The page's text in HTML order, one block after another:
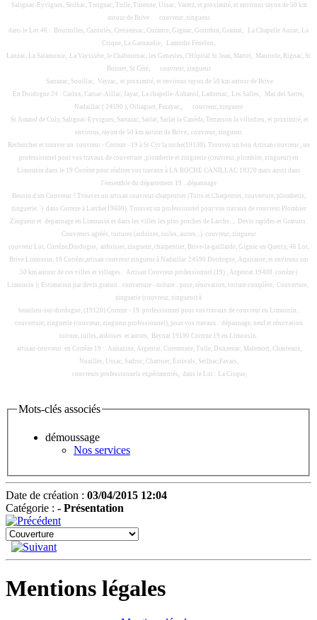
Salignac-Eyvigues, Seilhac, Treignac, Tulle, Turenne, Ussac, Varetz, et proximité, et environs rayon de 50 km
autour de Brive
couvreur, zingueur
dans le Lot 46 : Bourzolles, Cazoulès, Cressensac, Cuzance, Gignac, Gourdon, Gramat, La Chapelle Auzac, La
Cisque, La Garnaudie, Lamothe Fènelon,
Lanzac, La Salamonie, La Vayssière, le Chabournac, les Genestes, l'Hôpital St Jean, Martel, Mauriole, Rignac, St
Bonnet, St Céré,
couvreur, zingueur
Sarrazac, Souillac, Vayrac, et proximité, et environs rayon de 50 km autour de Brive
En Dordogne 24 : Carlux, Carsac-Aillac, Jayac, La chapelle-Aubareil, Ladornac, Les Salles, Mas del Sartre,
Nadaillac ( 24590 ), Orliaguet, Pazayac,,
couvreur, zingueur
St Amand de Coly, Salignac-Eyvigues, Sarrazac, Sarlat, Sarlat la Canéda, Terrasson la villedieu, et proximité, et
environs, rayon de 50 km autour de Brive,. couvreur, zingueur
Rechercher et trouver un couvreur › Correze - 19 à St Cyr la roche(19130). Trouvez un bon Artisan couvreur , un
professionnel pour vos travaux de couverture ;plomberie et zinguerie (couvreur, plombier, zingueur) en
Limousin.dans le 19 Corrèze pour réaliser vos travaux à LA ROCHE CANILLAC 19320 mais aussi dans
l'ensemble du département 19 ...dépannage
Besoin d'un Couvreur ? Trouvez un artisan couvreur-charpentier (Toits et Charpentes, couverture, plomberie,
zinguerie. ) dans Correze à Larche(19600). Trouvez un professionnel pour vos travaux de couvreur Plombier
Zingueur et depannage en Limousin et dans les villes les plus proches de Larche ... Devis rapides et Gratuits.
Couvreurs agréés, toitures (ardoises, tuiles, autres...) couvreur, zingueur
couvreur Lot, Corrèze,Dordogne, ardoisier, zingueur, charpentier, Brive-la-gaillarde, Gignac en Quercy, 46 Lot,
Brive Limousin, 19 Corrèze,artisan couvreur zingueur à Nadaillac 24590 Dordogne, Aquitaine, et environs sur
50 km autour de ces villes et villages. Artisan Couvreur professionnel (19) , Argentat 19400 corrèze (
Limousin ); Estimation par devis gratuit : couverture - toiture : pose, rénovation, toiture complète, Couverture,
zinguerie (couvreur, zingueur) à
beaulieu-sur-dordogne, (19120) Correze - 19 professionnel pour vos travaux de couvreur en Limousin..
couverture, zinguerie (couvreur, zingueur professionnel), pour vos travaux : dépannage, neuf et rénovation
toiture, tuiles, ardoises et autres, Beynat 19190 Correze 19 en Limousin.
artisan-couvreur en Corrèze 19 : Aubazine, Argentat, Curemonte, Tulle, Donzenac, Malemort, Chasteaux,
Noailles, Ussac, Sadroc, Chartrier, Estivals, Seilhac,Favars,
couvreurs professionnels expérimentés, dans le Lot : La Cisque,
Mots-clés associés
démoussage
Nos services
Date de création : 03/04/2015 12:04
Catégorie : - Présentation
Mentions légales